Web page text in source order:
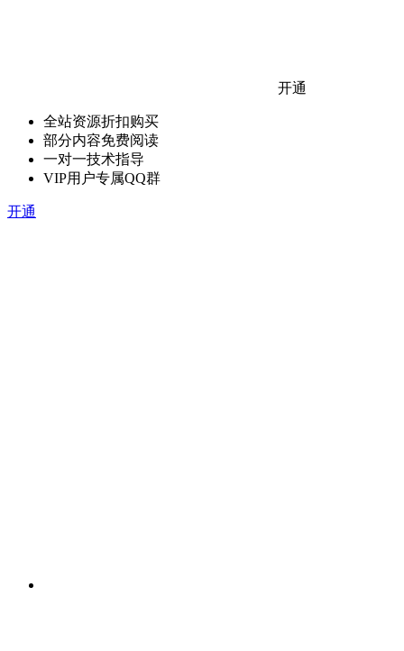
开通
全站资源折扣购买
部分内容免费阅读
一对一技术指导
VIP用户专属QQ群
开通